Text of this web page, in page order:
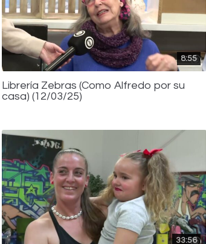
8:55
Librería Zebras (Como Alfredo por su
casa) (12/03/25)
33:56